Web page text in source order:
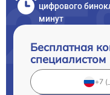
цифрового
минут
Бесплатная
специалистом